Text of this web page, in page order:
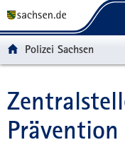
t
ü
b
t
n
a
p
n
h
t
e
I
t
-
B
Polizei Sachsen
Hauptinhalt
Prävention